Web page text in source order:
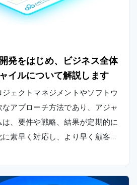
発をはじめ、ビジネス全体
イルについて解説します
ェクトマネジメントやソフトウ
アプローチ方法であり、アジャ
、要件や戦略、結果が定期的に
素早く対応し、より早く顧客に
ます。